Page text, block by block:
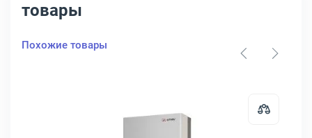
товары
Похожие товары